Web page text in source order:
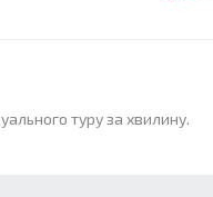
туру за хвилину.